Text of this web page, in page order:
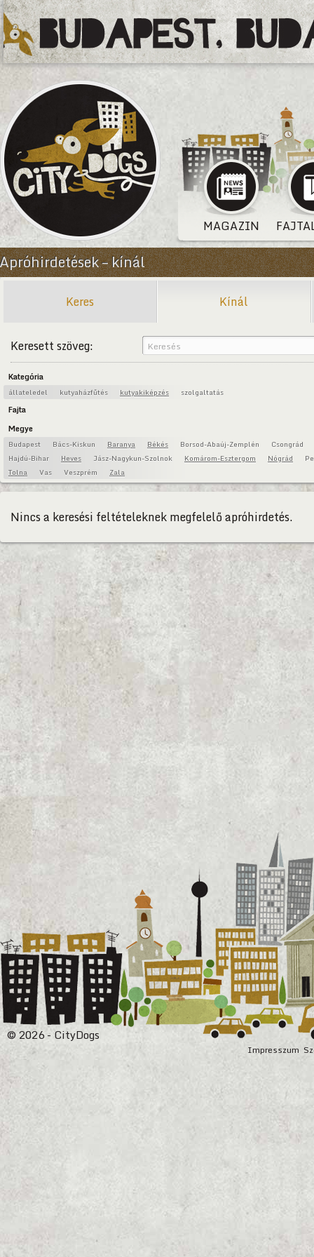
MAGAZIN
Apróhirdetések – kínál
Keres Kínál
Keresett szöveg:
Kategória
állateledel kutyaházfűtés kutyakiképzés szolgaltatás
Fajta
Megye
Budapest Bács-Kiskun Baranya Békés Borsod-Abaúj-Zemplén
Csongrád
Hajdú-Bihar
Heves Jász-Nagykun-Szolnok Komárom-Esztergom Nógrád
Tolna
Vas Veszprém Zala
Nincs a keresési feltételeknek megfelelő apróhirdetés.
Impresszum
© 2026 - CityDogs